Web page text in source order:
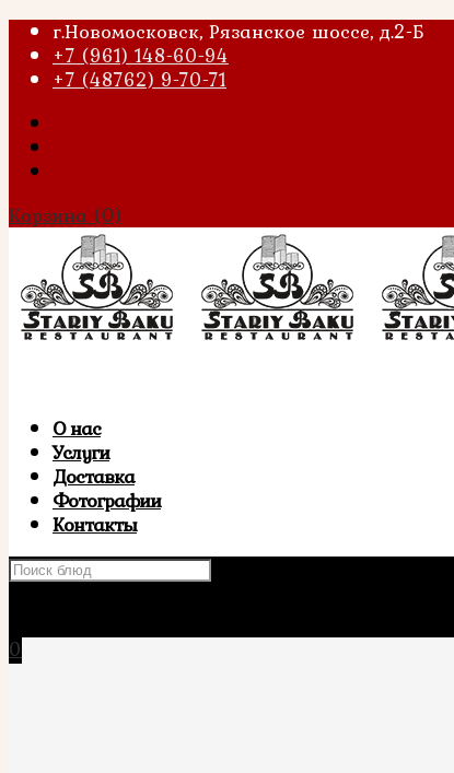
г.Новомосковск, Рязанское шоссе, д.2-Б
+7 (961) 148-60-94
+7 (48762) 9-70-71
Корзина (0)
О нас
Услуги
Доставка
Фотографии
Контакты
0